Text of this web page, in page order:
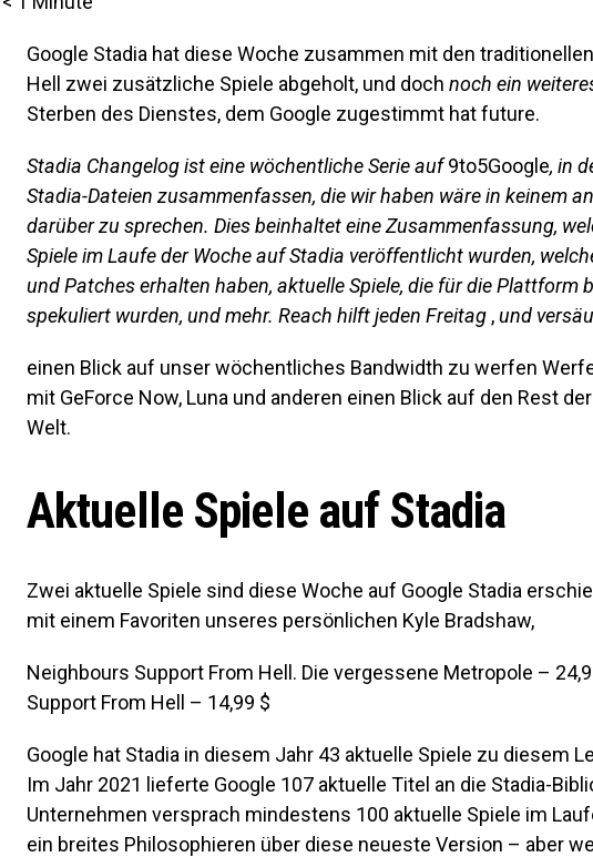
Google Stadia hat diese Woche zusammen mit den
Hell zwei zusätzliche Spiele abgeholt, und doch noch ein
Sterben des Dienstes, dem Google zugestimmt hat future.
Stadia Changelog ist eine wöchentliche Serie auf9to5Google, in
Stadia-Dateien zusammenfassen, die wir haben wäre in keinem
darüber zu sprechen. Dies beinhaltet eine Zusammenfassung,
Spiele im Laufe der Woche auf Stadia veröffentlicht wurden,
und Patches erhalten haben, aktuelle Spiele, die für die Plattform
spekuliert wurden, und mehr. Reach hilft jeden Freitag ,und
einen Blick auf unser wöchentliches Bandwidth zu werfen
mit GeForce Now, Luna und anderen einen Blick auf den Rest
Welt.
Aktuelle Spiele auf Stadia
Zwei aktuelle Spiele sind diese Woche auf Google Stadia
mit einem Favoriten unseres persönlichen Kyle Bradshaw,
Neighbours Support From Hell. Die vergessene Metropole –
Support From Hell – 14,99 $
Google hat Stadia in diesem Jahr 43 aktuelle Spiele zu diesem
Im Jahr 2021 lieferte Google 107 aktuelle Titel an die Stadia-
Unternehmen versprach mindestens 100 aktuelle Spiele im
ein breites Philosophieren über diese neueste Version – aber